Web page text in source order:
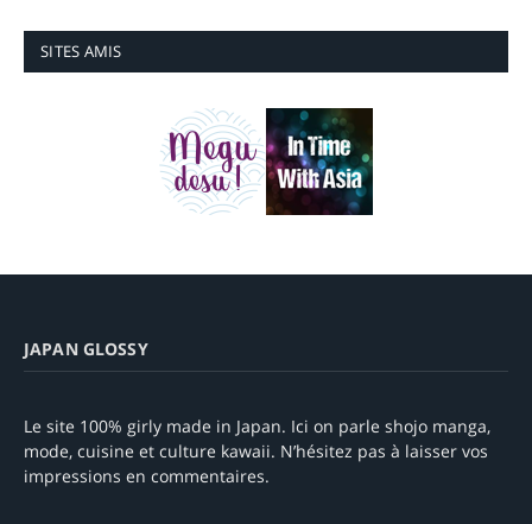
SITES AMIS
JAPAN GLOSSY
Le site 100% girly made in Japan. Ici on parle shojo manga,
mode, cuisine et culture kawaii. N’hésitez pas à laisser vos
impressions en commentaires.